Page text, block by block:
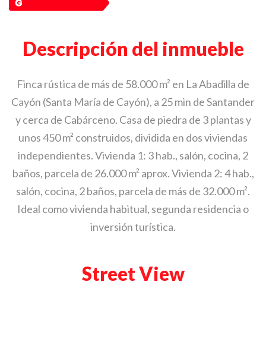
Descripción del inmueble
Finca rústica de más de 58.000 m² en La Abadilla de
Cayón (Santa María de Cayón), a 25 min de Santander
y cerca de Cabárceno. Casa de piedra de 3 plantas y
unos 450 m² construidos, dividida en dos viviendas
independientes. Vivienda 1: 3 hab., salón, cocina, 2
baños, parcela de 26.000 m² aprox. Vivienda 2: 4 hab.,
salón, cocina, 2 baños, parcela de más de 32.000 m².
Ideal como vivienda habitual, segunda residencia o
inversión turística.
Street View